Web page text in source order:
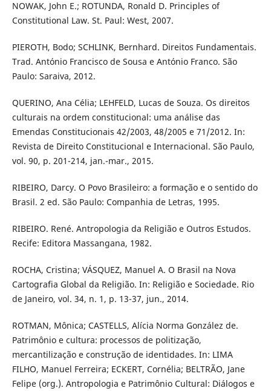
NOWAK, John E.; ROTUNDA, Ronald D. Principles of
Constitutional Law. St. Paul: West, 2007.
PIEROTH, Bodo; SCHLINK, Bernhard. Direitos Fundamentais.
Trad. António Francisco de Sousa e António Franco. São
Paulo: Saraiva, 2012.
QUERINO, Ana Célia; LEHFELD, Lucas de Souza. Os direitos
culturais na ordem constitucional: uma análise das
Emendas Constitucionais 42/2003, 48/2005 e 71/2012. In:
Revista de Direito Constitucional e Internacional. São Paulo,
vol. 90, p. 201-214, jan.-mar., 2015.
RIBEIRO, Darcy. O Povo Brasileiro: a formação e o sentido do
Brasil. 2 ed. São Paulo: Companhia de Letras, 1995.
RIBEIRO. René. Antropologia da Religião e Outros Estudos.
Recife: Editora Massangana, 1982.
ROCHA, Cristina; VÁSQUEZ, Manuel A. O Brasil na Nova
Cartografia Global da Religião. In: Religião e Sociedade. Rio
de Janeiro, vol. 34, n. 1, p. 13-37, jun., 2014.
ROTMAN, Mônica; CASTELLS, Alícia Norma González de.
Patrimônio e cultura: processos de politização,
mercantilização e construção de identidades. In: LIMA
FILHO, Manuel Ferreira; ECKERT, Cornélia; BELTRÃO, Jane
Felipe (org.). Antropologia e Patrimônio Cultural: Diálogos e